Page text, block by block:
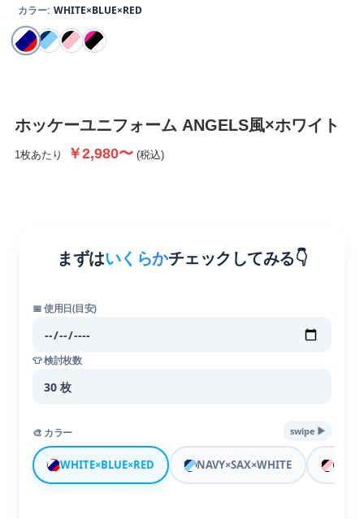
カラー: WHITE×BLUE×RED
ホッケーユニフォーム ANGELS風×ホワイト
1枚あたり ￥2,980〜(税込)
まずはいくらかチェックしてみる👇
📅 使用日(目安)
👕 検討枚数
🎨 カラー swipe ▶︎
WHITE×BLUE×RED NAVY×SAX×WHITE